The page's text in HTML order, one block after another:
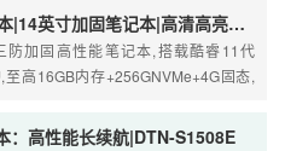
旧...
酷睿11代三防笔记本|14英寸加固笔记本|高清高亮屏|DT-14S
防加固高性能笔记本,搭载酷睿11代
高16GB内存+256GNVMe+4G固态,
：高性能长续航|DTN-S1508E